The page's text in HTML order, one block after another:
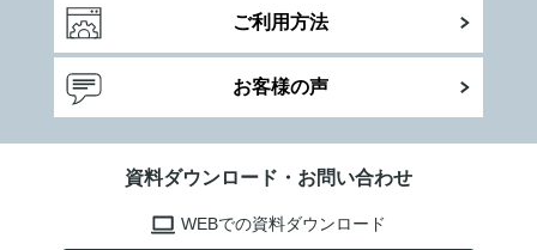
ご利用方法
お客様の声
資料ダウンロード・お問い合わせ
WEBでの資料ダウンロード